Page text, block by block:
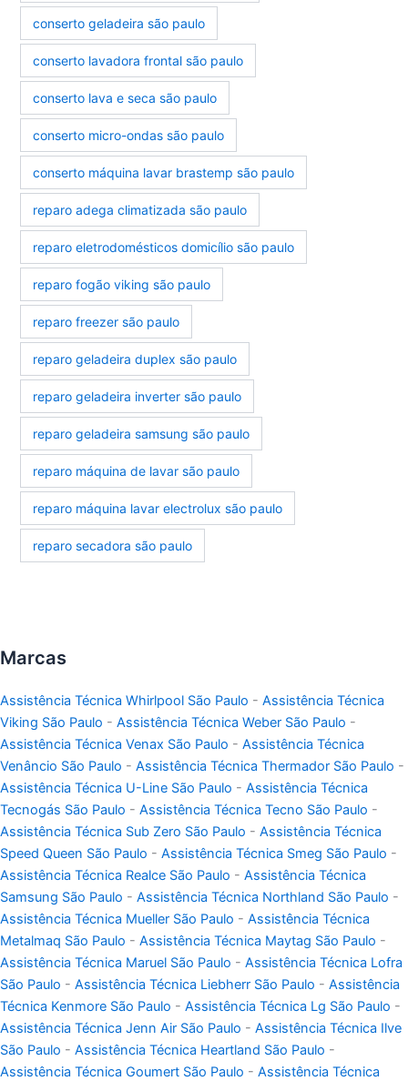
conserto geladeira são paulo
conserto lavadora frontal são paulo
conserto lava e seca são paulo
conserto micro-ondas são paulo
conserto máquina lavar brastemp são paulo
reparo adega climatizada são paulo
reparo eletrodomésticos domicílio são paulo
reparo fogão viking são paulo
reparo freezer são paulo
reparo geladeira duplex são paulo
reparo geladeira inverter são paulo
reparo geladeira samsung são paulo
reparo máquina de lavar são paulo
reparo máquina lavar electrolux são paulo
reparo secadora são paulo
Marcas
Assistência Técnica Whirlpool São Paulo - Assistência Técnica
Viking São Paulo - Assistência Técnica Weber São Paulo -
Assistência Técnica Venax São Paulo - Assistência Técnica
Venâncio São Paulo - Assistência Técnica Thermador São Paulo -
Assistência Técnica U-Line São Paulo - Assistência Técnica
Tecnogás São Paulo - Assistência Técnica Tecno São Paulo -
Assistência Técnica Sub Zero São Paulo - Assistência Técnica
Speed Queen São Paulo - Assistência Técnica Smeg São Paulo -
Assistência Técnica Realce São Paulo - Assistência Técnica
Samsung São Paulo - Assistência Técnica Northland São Paulo -
Assistência Técnica Mueller São Paulo - Assistência Técnica
Metalmaq São Paulo - Assistência Técnica Maytag São Paulo -
Assistência Técnica Maruel São Paulo - Assistência Técnica Lofra
São Paulo - Assistência Técnica Liebherr São Paulo - Assistência
Técnica Kenmore São Paulo - Assistência Técnica Lg São Paulo -
Assistência Técnica Jenn Air São Paulo - Assistência Técnica Ilve
São Paulo - Assistência Técnica Heartland São Paulo -
Assistência Técnica Goumert São Paulo - Assistência Técnica